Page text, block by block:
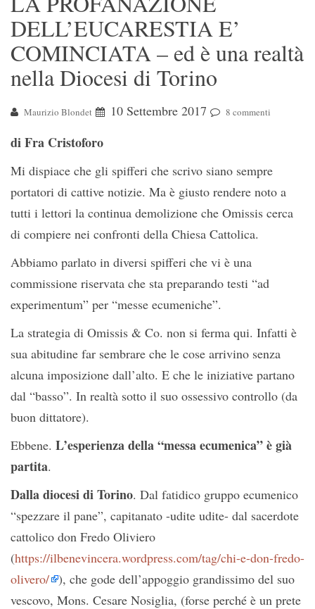
DELL’EUCARESTIA E’
COMINCIATA – ed è una realtà
nella Diocesi di Torino
Maurizio Blondet 10 Settembre 2017 8 commenti
di Fra Cristoforo
Mi dispiace che gli spifferi che scrivo siano sempre
portatori di cattive notizie. Ma è giusto rendere noto a
tutti i lettori la continua demolizione che Omissis cerca
di compiere nei confronti della Chiesa Cattolica.
Abbiamo parlato in diversi spifferi che vi è una
commissione riservata che sta preparando testi “ad
experimentum” per “messe ecumeniche”.
La strategia di Omissis & Co. non si ferma qui. Infatti è
sua abitudine far sembrare che le cose arrivino senza
alcuna imposizione dall’alto. E che le iniziative partano
dal “basso”. In realtà sotto il suo ossessivo controllo (da
buon dittatore).
Ebbene. L’esperienza della “messa ecumenica” è già
partita.
Dalla diocesi di Torino. Dal fatidico gruppo ecumenico
“spezzare il pane”, capitanato -udite udite- dal sacerdote
cattolico don Fredo Oliviero
(https://ilbenevincera.wordpress.com/tag/chi-e-don-fredo-
olivero/ ), che gode dell’appoggio grandissimo del suo
vescovo, Mons. Cesare Nosiglia, (forse perché è un prete